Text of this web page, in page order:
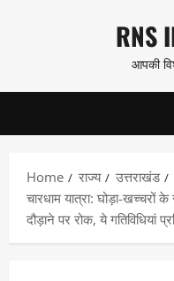
content
RNS
आपकी
Home राज्य उत्तराखंड
चारधाम यात्रा: घोड़ा-
दौड़ाने पर रोक, ये गतिविधियां